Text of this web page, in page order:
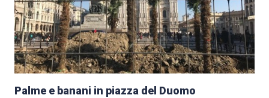
Palme e banani in piazza del Duomo